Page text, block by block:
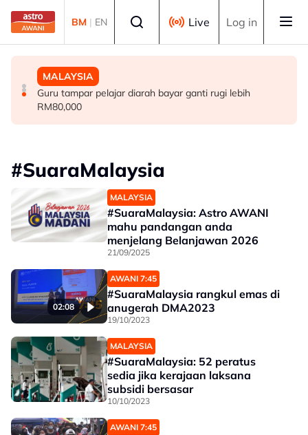
Skip to main content
BM | EN Live Log in
POLITIK
PRN Melaka: BN sedia berunding, tapi bukan jaminan
bentuk 'ikatan' - Ab Rauf
MALAYSIA
Jerebu: Sekolah di Sarawak diminta sentiasa pantau
bacaan IPU
MALAYSIA
Guru tampar pelajar diarah bayar ganti rugi lebih
RM80,000
#SuaraMalaysia
MALAYSIA
#SuaraMalaysia: Astro AWANI
mahu pandangan anda
menjelang Belanjawan 2026
21/09/2025
02:08
AWANI 7:45
#SuaraMalaysia rangkul emas di
anugerah DMA2023
19/10/2023
MALAYSIA
#SuaraMalaysia: 52 peratus
sedia jika kerajaan laksana
subsidi bersasar
10/10/2023
AWANI 7:45